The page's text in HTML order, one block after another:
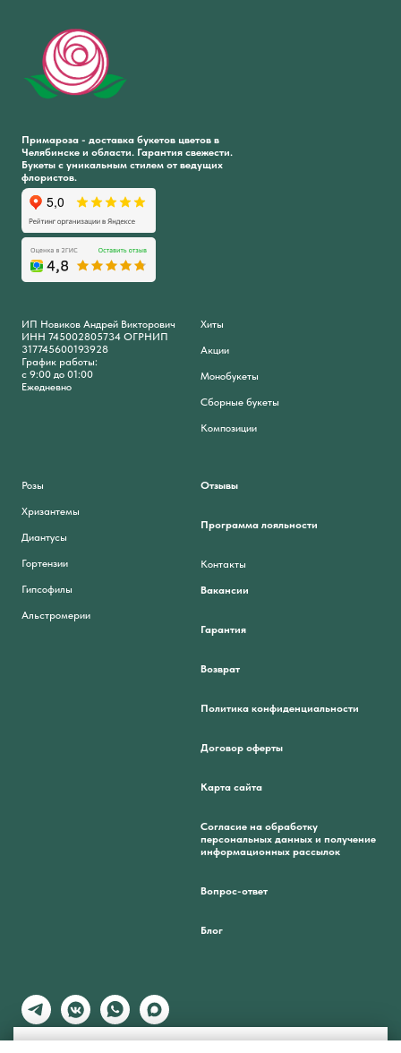
Примароза - доставка букетов цветов в
Челябинске и области. Гарантия свежести.
Букеты с уникальным стилем от ведущих
флористов.
ИП Новиков Андрей Викторович
ИНН 745002805734 ОГРНИП
317745600193928
График работы:
с 9:00 до 01:00
Ежедневно
Хиты
Акции
Монобукеты
Сборные букеты
Композиции
Розы
Хризантемы
Диантусы
Гортензии
Гипсофилы
Альстромерии
Отзывы
Программа лояльности
Контакты
Вакансии
Гарантия
Возврат
Политика конфиденциальности
Договор оферты
Карта сайта
Согласие на обработку
персональных данных и получение
информационных рассылок
Вопрос-ответ
Блог